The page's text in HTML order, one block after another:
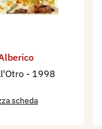
- 1998
scheda